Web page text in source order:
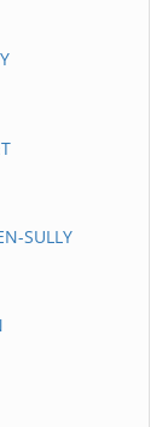
SULLY